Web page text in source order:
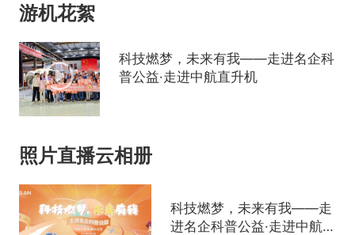
游机花絮
科技燃梦，未来有我——走进名企科
普公益·走进中航直升机
照片直播云相册
科技燃梦，未来有我——走
进名企科普公益·走进中航直